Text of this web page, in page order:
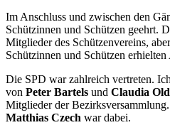
Im Anschluss und zwischen den
Schützinnen und Schützen geehrt.
Mitglieder des Schützenvereins,
Schützinnen und Schützen
Die SPD war zahlreich vertreten.
von Peter Bartels und Claudia
Mitglieder der
Matthias Czech war dabei.